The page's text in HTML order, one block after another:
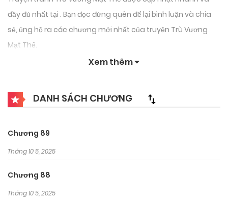
đầy đủ nhất tại . Bạn đọc đừng quên để lại bình luận và chia
sẻ, ủng hộ ra các chương mới nhất của truyện Trù Vương
Mạt Thế.
Xem thêm
DANH SÁCH CHƯƠNG
Chương 89
Tháng 10 5, 2025
Chương 88
Tháng 10 5, 2025